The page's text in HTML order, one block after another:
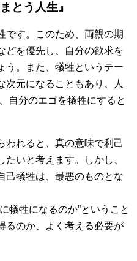
とう人生』
です。このため、両親の期
どを優先し、自分の欲求を
う。また、犠牲というテー
次元になることもあり、人
自分のエゴを犠牲にすると
われると、真の意味で利己
いと考えます。しかし、
己犠牲は、最悪のものとな
犠牲になるのか”ということ
るのか、よく考える必要が